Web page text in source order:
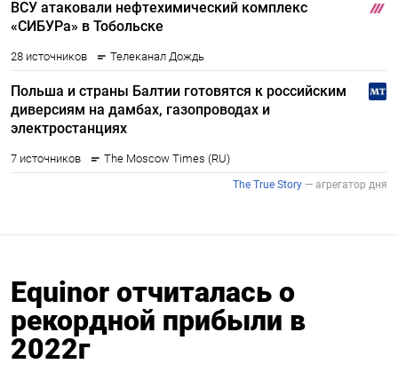
Equinor отчиталась о
рекордной прибыли в
2022г